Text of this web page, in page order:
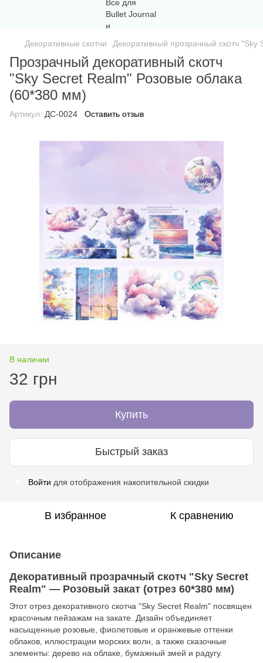
Декоративные скотчи Декоративный прозрачный скотч
Прозрачный декоративный скотч
"Sky Secret Realm" Розовые облака
(60*380 мм)
Артикул: ДС-0024 Оставить отзыв
В наличии
32 грн
Купить
Быстрый заказ
Войти для отображения накопительной скидки
В избранное К сравнению
Описание
Декоративный прозрачный скотч "Sky Secret
Realm" — Розовый закат (отрез 60*380 мм)
Этот отрез декоративного скотча "Sky Secret Realm" посвящен
красочным пейзажам на закате. Дизайн объединяет
насыщенные розовые, фиолетовые и оранжевые оттенки
облаков, иллюстрации морских волн, а также сказочные
элементы: дерево на облаке, бумажный змей и радугу.